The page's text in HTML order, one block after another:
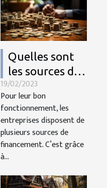
Quelles sont
les sources de
financement
d’une
entreprise ?
19/02/2023
Pour leur bon
fonctionnement, les
entreprises disposent de
plusieurs sources de
financement. C’est grâce
à...